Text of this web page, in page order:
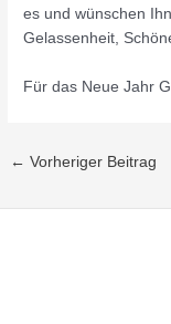
es und wünschen
Gelassenheit,
Für das Neue Jahr
← Vorheriger Beitrag